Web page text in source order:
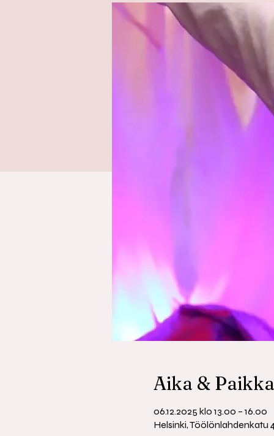
Aika & Paikka
06.12.2025 klo 13.00 – 16.00
Helsinki, Töölönlahdenkatu